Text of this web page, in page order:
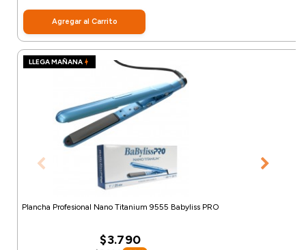
Agregar al Carrito
LLEGA MAÑANA
Plancha Profesional Nano Titanium 9555 Babyliss PRO
$3.790